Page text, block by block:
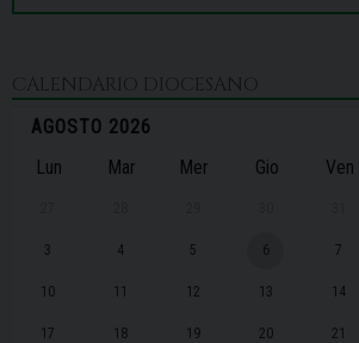
CALENDARIO DIOCESANO
AGOSTO 2026
Lun Mar Mer Gio Ven
3 4 5 6 7
10 11 12 13 14
17 18 19 20 21